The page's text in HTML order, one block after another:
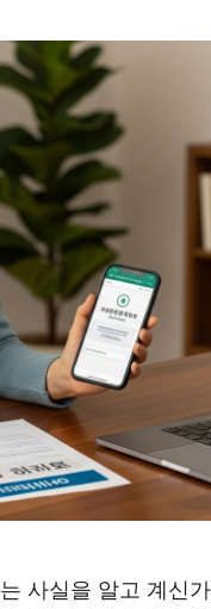
사실을 알고 계신